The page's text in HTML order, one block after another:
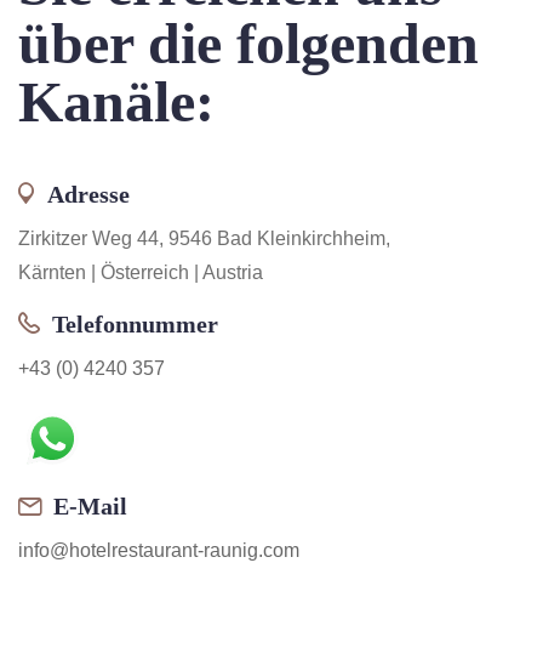
über die folgenden
Kanäle:
Adresse
Zirkitzer Weg 44, 9546 Bad Kleinkirchheim,
Kärnten | Österreich | Austria
Telefonnummer
+43 (0) 4240 357
E-Mail
info@hotelrestaurant-raunig.com